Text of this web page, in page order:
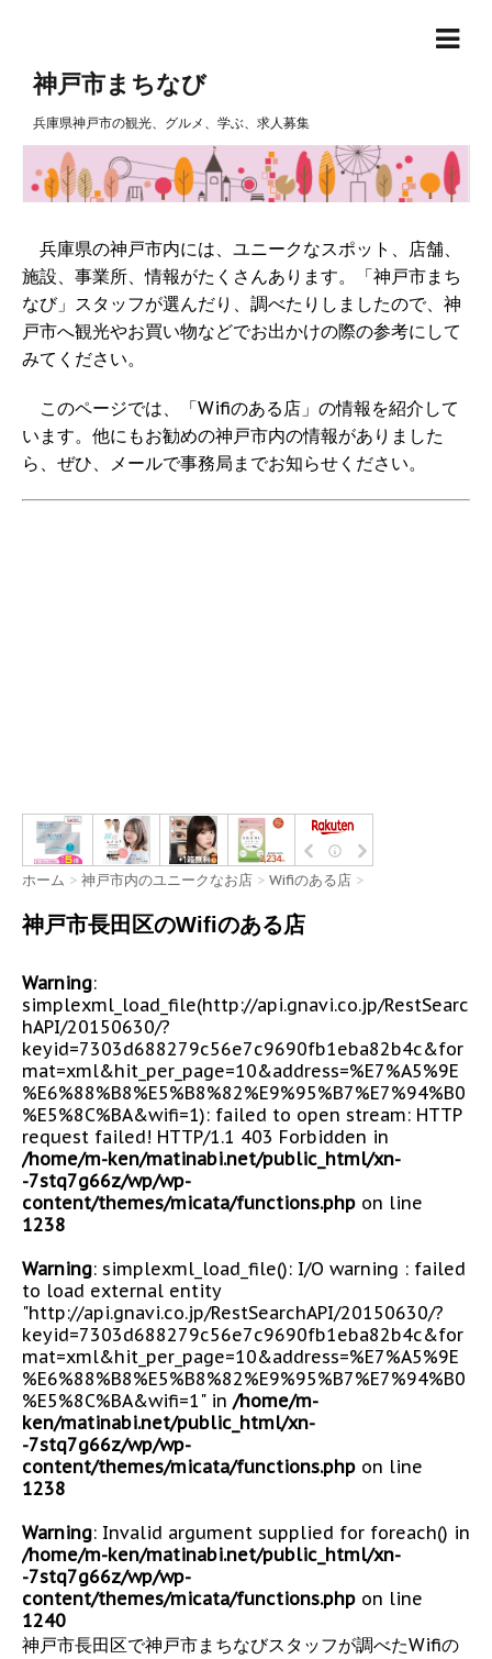
神戸市まちなび
兵庫県神戸市の観光、グルメ、学ぶ、求人募集
兵庫県の神戸市内には、ユニークなスポット、店舗、
施設、事業所、情報がたくさんあります。「神戸市まち
なび」スタッフが選んだり、調べたりしましたので、神
戸市へ観光やお買い物などでお出かけの際の参考にして
みてください。
このページでは、「Wifiのある店」の情報を紹介して
います。他にもお勧めの神戸市内の情報がありました
ら、ぜひ、メールで事務局までお知らせください。
ホーム > 神戸市内のユニークなお店 > Wifiのある店 >
神戸市長田区のWifiのある店
Warning:
simplexml_load_file(http://api.gnavi.co.jp/RestSearc
hAPI/20150630/?
keyid=7303d688279c56e7c9690fb1eba82b4c&for
mat=xml&hit_per_page=10&address=%E7%A5%9E
%E6%88%B8%E5%B8%82%E9%95%B7%E7%94%B0
%E5%8C%BA&wifi=1): failed to open stream: HTTP
request failed! HTTP/1.1 403 Forbidden in
/home/m-ken/matinabi.net/public_html/xn-
-7stq7g66z/wp/wp-
content/themes/micata/functions.php on line
1238
Warning: simplexml_load_file(): I/O warning : failed
to load external entity
"http://api.gnavi.co.jp/RestSearchAPI/20150630/?
keyid=7303d688279c56e7c9690fb1eba82b4c&for
mat=xml&hit_per_page=10&address=%E7%A5%9E
%E6%88%B8%E5%B8%82%E9%95%B7%E7%94%B0
%E5%8C%BA&wifi=1" in /home/m-
ken/matinabi.net/public_html/xn-
-7stq7g66z/wp/wp-
content/themes/micata/functions.php on line
1238
Warning: Invalid argument supplied for foreach() in
/home/m-ken/matinabi.net/public_html/xn-
-7stq7g66z/wp/wp-
content/themes/micata/functions.php on line
1240
神戸市長田区で神戸市まちなびスタッフが調べたWifiの